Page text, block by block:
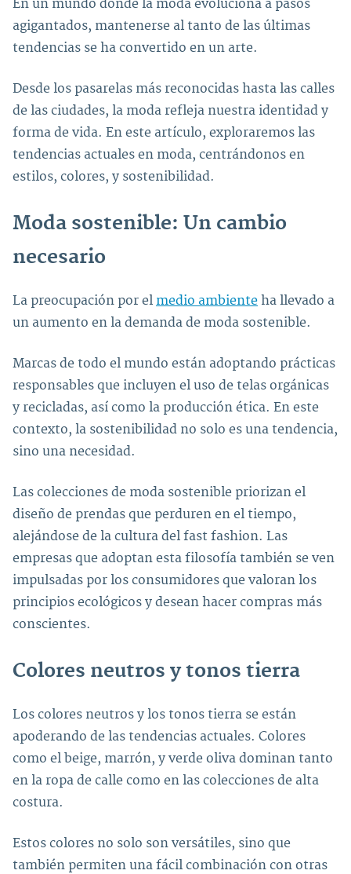
En un mundo donde la moda evoluciona a pasos
agigantados, mantenerse al tanto de las últimas
tendencias se ha convertido en un arte.
Desde los pasarelas más reconocidas hasta las calles
de las ciudades, la moda refleja nuestra identidad y
forma de vida. En este artículo, exploraremos las
tendencias actuales en moda, centrándonos en
estilos, colores, y sostenibilidad.
Moda sostenible: Un cambio
necesario
La preocupación por el medio ambiente ha llevado a
un aumento en la demanda de moda sostenible.
Marcas de todo el mundo están adoptando prácticas
responsables que incluyen el uso de telas orgánicas
y recicladas, así como la producción ética. En este
contexto, la sostenibilidad no solo es una tendencia,
sino una necesidad.
Las colecciones de moda sostenible priorizan el
diseño de prendas que perduren en el tiempo,
alejándose de la cultura del fast fashion. Las
empresas que adoptan esta filosofía también se ven
impulsadas por los consumidores que valoran los
principios ecológicos y desean hacer compras más
conscientes.
Colores neutros y tonos tierra
Los colores neutros y los tonos tierra se están
apoderando de las tendencias actuales. Colores
como el beige, marrón, y verde oliva dominan tanto
en la ropa de calle como en las colecciones de alta
costura.
Estos colores no solo son versátiles, sino que
también permiten una fácil combinación con otras